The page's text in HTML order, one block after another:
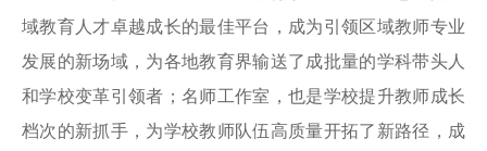
域教育人才卓越成长的最佳平台，成为引领区域教师专业
发展的新场域，为各地教育界输送了成批量的学科带头人
和学校变革引领者；名师工作室，也是学校提升教师成长
档次的新抓手，为学校教师队伍高质量开拓了新路径，成